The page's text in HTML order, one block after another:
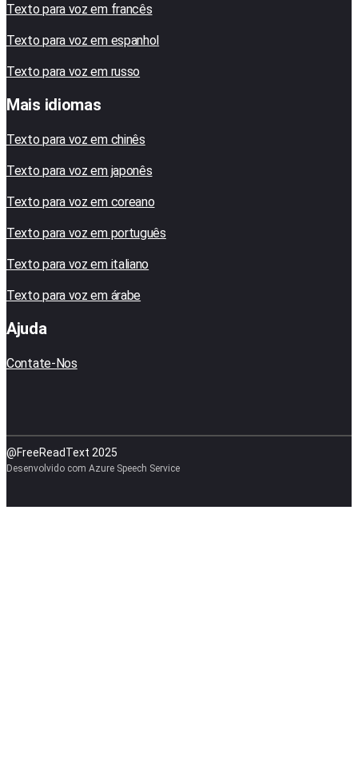
Texto para voz em francês
Texto para voz em espanhol
Texto para voz em russo
Mais idiomas
Texto para voz em chinês
Texto para voz em japonês
Texto para voz em coreano
Texto para voz em português
Texto para voz em italiano
Texto para voz em árabe
Ajuda
Contate-Nos
@FreeReadText 2025
Desenvolvido com Azure Speech Service